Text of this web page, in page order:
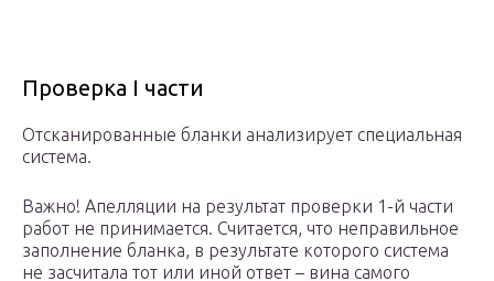
Проверка І части
Отсканированные бланки анализирует специальная
система.
Важно! Апелляции на результат проверки 1-й части
работ не принимается. Считается, что неправильное
заполнение бланка, в результате которого система
не засчитала тот или иной ответ – вина самого